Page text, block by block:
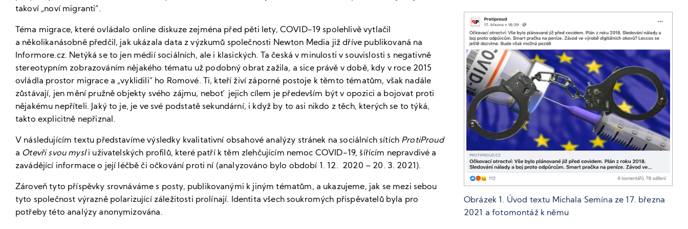
takoví „noví migranti“.
Téma migrace, které ovládalo online diskuze zejména před pěti lety, COVID-19 spolehlivě vytlačil
a několikanásobně předčil, jak ukázala data z výzkumů společnosti Newton Media již dříve publikovaná na
Informore.cz. Netýká se to jen médií sociálních, ale i klasických. Ta česká v minulosti v souvislosti s negativně
stereotypním zobrazováním nějakého tématu už podobný obrat zažila, a sice právě v době, kdy v roce 2015
ovládla prostor migrace a „vyklidili“ ho Romové. Ti, kteří živí záporné postoje k těmto tématům, však nadále
zůstávají, jen mění pružně objekty svého zájmu, neboť jejich cílem je především být v opozici a bojovat proti
nějakému nepříteli. Jaký to je, je ve své podstatě sekundární, i když by to asi nikdo z těch, kterých se to týká,
takto explicitně nepřiznal.
V následujícím textu představíme výsledky kvalitativní obsahové analýzy stránek na sociálních sítích ProtiProud
a Otevři svou mysli uživatelských profilů, které patří k těm zlehčujícím nemoc COVID-19, šířícím nepravdivé a
zavádějící informace o její léčbě či očkování proti ní (analyzováno bylo období 1. 12. 2020 – 20. 3. 2021).
Zároveň tyto příspěvky srovnáváme s posty, publikovanými k jiným tématům, a ukazujeme, jak se mezi sebou
tyto společnost výrazně polarizující záležitosti prolínají. Identita všech soukromých přispěvatelů byla pro
potřeby této analýzy anonymizována.
Obrázek 1. Úvod textu Michala Semína ze 17. března
2021 a fotomontáž k němu